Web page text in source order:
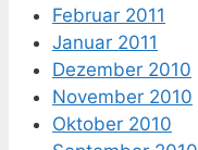
Februar 2011
Januar 2011
Dezember 2010
November 2010
Oktober 2010